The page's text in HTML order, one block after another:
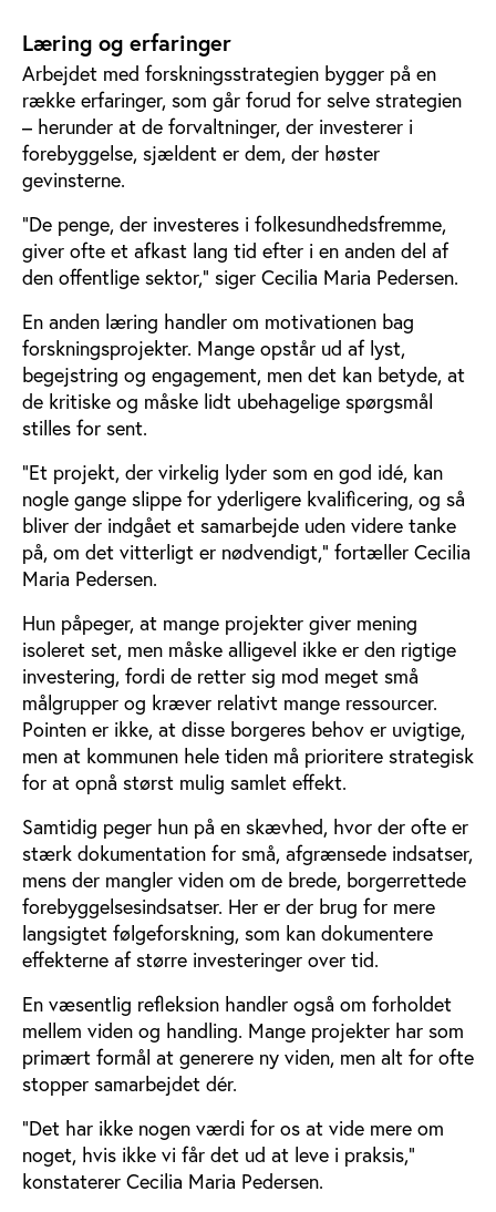
Læring og erfaringer
Arbejdet med forskningsstrategien bygger på en
række erfaringer, som går forud for selve strategien
– herunder at de forvaltninger, der investerer i
forebyggelse, sjældent er dem, der høster
gevinsterne.
“De penge, der investeres i folkesundhedsfremme,
giver ofte et afkast lang tid efter i en anden del af
den offentlige sektor,” siger Cecilia Maria Pedersen.
En anden læring handler om motivationen bag
forskningsprojekter. Mange opstår ud af lyst,
begejstring og engagement, men det kan betyde, at
de kritiske og måske lidt ubehagelige spørgsmål
stilles for sent.
“Et projekt, der virkelig lyder som en god idé, kan
nogle gange slippe for yderligere kvalificering, og så
bliver der indgået et samarbejde uden videre tanke
på, om det vitterligt er nødvendigt,” fortæller Cecilia
Maria Pedersen.
Hun påpeger, at mange projekter giver mening
isoleret set, men måske alligevel ikke er den rigtige
investering, fordi de retter sig mod meget små
målgrupper og kræver relativt mange ressourcer.
Pointen er ikke, at disse borgeres behov er uvigtige,
men at kommunen hele tiden må prioritere strategisk
for at opnå størst mulig samlet effekt.
Samtidig peger hun på en skævhed, hvor der ofte er
stærk dokumentation for små, afgrænsede indsatser,
mens der mangler viden om de brede, borgerrettede
forebyggelsesindsatser. Her er der brug for mere
langsigtet følgeforskning, som kan dokumentere
effekterne af større investeringer over tid.
En væsentlig refleksion handler også om forholdet
mellem viden og handling. Mange projekter har som
primært formål at generere ny viden, men alt for ofte
stopper samarbejdet dér.
“Det har ikke nogen værdi for os at vide mere om
noget, hvis ikke vi får det ud at leve i praksis,”
konstaterer Cecilia Maria Pedersen.